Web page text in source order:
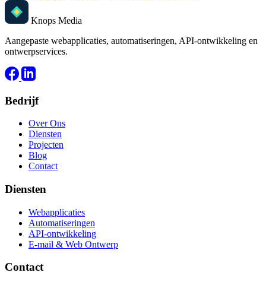
Knops Media
Aangepaste webapplicaties, automatiseringen, API-ontwikkeling en
ontwerpservices.
Bedrijf
Over Ons
Diensten
Projecten
Blog
Contact
Diensten
Webapplicaties
Automatiseringen
API-ontwikkeling
E-mail & Web Ontwerp
Contact